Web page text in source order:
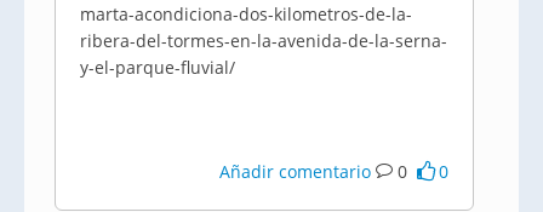
marta-acondiciona-dos-kilometros-de-la-
ribera-del-tormes-en-la-avenida-de-la-serna-
y-el-parque-fluvial/
Añadir comentario 0 0